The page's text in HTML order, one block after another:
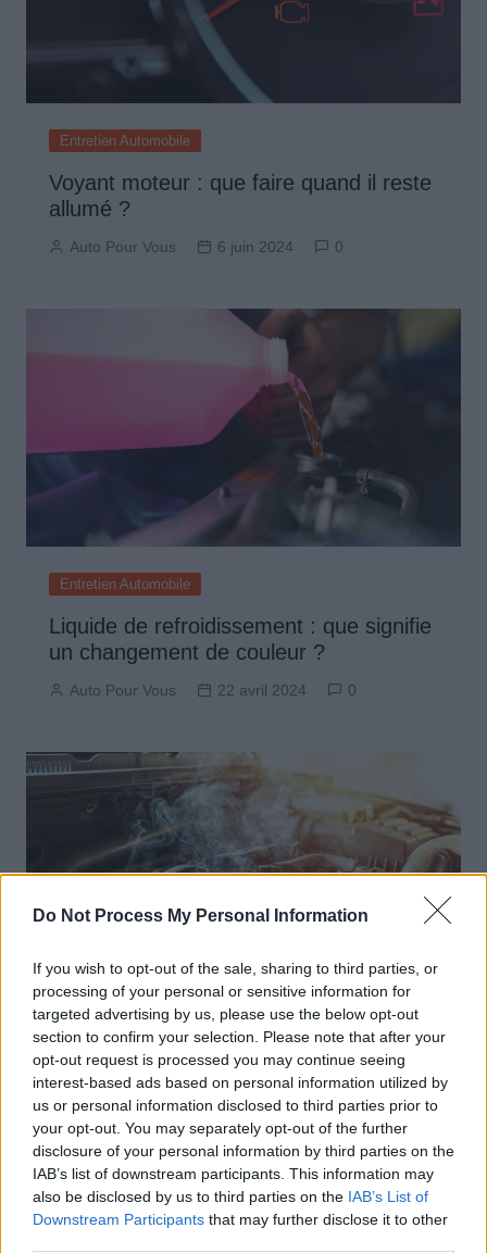
Do Not Process My Personal Information
If you wish to opt-out of the sale, sharing to third parties, or
processing of your personal or sensitive information for
targeted advertising by us, please use the below opt-out
section to confirm your selection. Please note that after your
opt-out request is processed you may continue seeing
interest-based ads based on personal information utilized by
us or personal information disclosed to third parties prior to
your opt-out. You may separately opt-out of the further
disclosure of your personal information by third parties on the
IAB’s list of downstream participants. This information may
also be disclosed by us to third parties on the IAB’s List of
Downstream Participants that may further disclose it to other
Entretien Automobile
Voyant moteur : que faire quand il reste
allumé ?
Auto Pour Vous 6 juin 2024 0
Entretien Automobile
Liquide de refroidissement : que signifie
un changement de couleur ?
Auto Pour Vous 22 avril 2024 0
Entretien Automobile
Moteurs essence : ces fausses idées
reçues pour bien l’entretenir
Auto Pour Vous 18 avril 2024 0